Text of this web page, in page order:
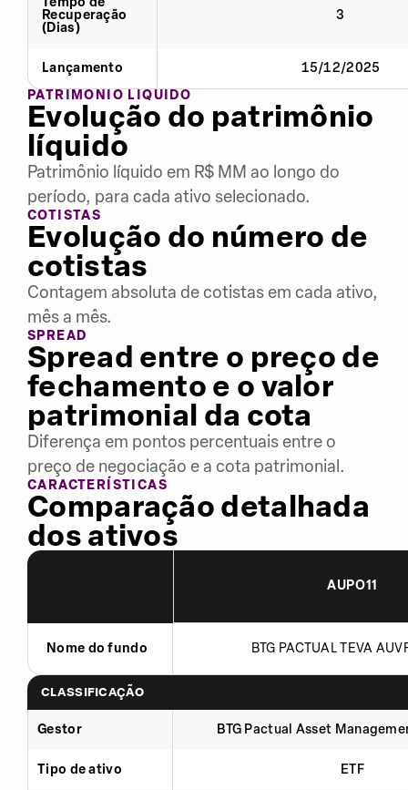
Recuperação
(Dias)
3
Lançamento
15/12/2025
PATRIMÔNIO LÍQUIDO
Evolução do patrimônio
líquido
Patrimônio líquido em R$ MM ao longo do
período, para cada ativo selecionado.
COTISTAS
Evolução do número de
cotistas
Contagem absoluta de cotistas em cada ativo,
mês a mês.
SPREAD
Spread entre o preço de
fechamento e o valor
patrimonial da cota
Diferença em pontos percentuais entre o
preço de negociação e a cota patrimonial.
CARACTERÍSTICAS
Comparação detalhada
dos ativos
AUPO11
Nome do fundo BTG PACTUAL TEVA
CLASSIFICAÇÃO
Gestor BTG Pactual Asset
Tipo de ativo ETF